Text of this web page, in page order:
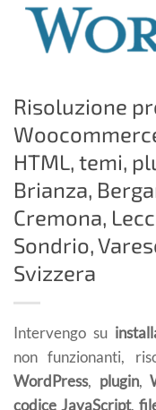
Risoluzione
HTML, temi,
Brianza,
Cremona,
Sondrio,
Svizzera
Intervengo su
non funzionanti,
WordPress, plugin,
codice JavaScript,